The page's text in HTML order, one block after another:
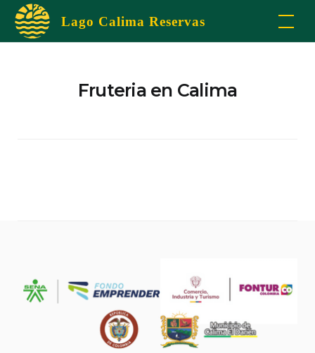
Skip
Lago Calima Reservas
Fruteria en Calima